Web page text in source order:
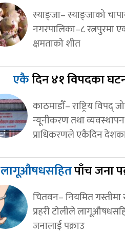
स्याङ्जा– स्याङ्जाको
नगरपालिका–८ रत्नपुरमा
क्षमताको शीत
एकैदिन ४१ विपदका
काठमाडौँ– राष्ट्रिय विपद्
न्यूनीकरण तथा व्यवस्थापन
प्राधिकरणले एकैदिन
लागूऔषधसहितपाँच जना
चितवन– नियमित गस्तीमा
प्रहरी टोलीले
जनालाई पक्राउ